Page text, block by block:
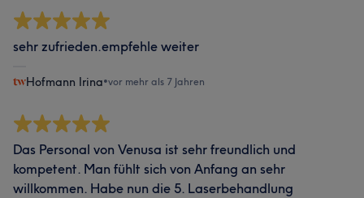
sehr zufrieden.empfehle weiter
Hofmann Irina•vor mehr als 7 Jahren
Das Personal von Venusa ist sehr freundlich und
kompetent. Man fühlt sich von Anfang an sehr
willkommen. Habe nun die 5. Laserbehandlung